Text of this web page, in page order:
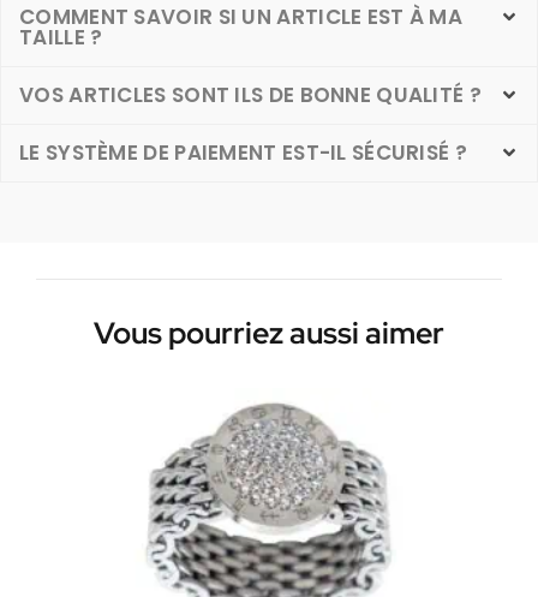
COMMENT SAVOIR SI UN ARTICLE EST À MA
TAILLE ?
VOS ARTICLES SONT ILS DE BONNE QUALITÉ ?
LE SYSTÈME DE PAIEMENT EST-IL SÉCURISÉ ?
Vous pourriez aussi aimer